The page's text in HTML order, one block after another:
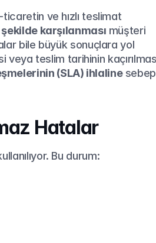
ve hızlı teslimat
karşılanması müşteri
bile büyük sonuçlara yol
(SLA) ihlaline sebep
Hatalar
Bu durum: